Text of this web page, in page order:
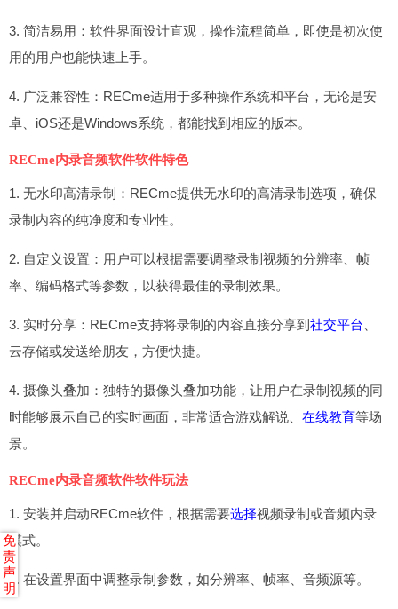
3. 简洁易用：软件界面设计直观，操作流程简单，即使是初次使
用的用户也能快速上手。
4. 广泛兼容性：RECme适用于多种操作系统和平台，无论是安
卓、iOS还是Windows系统，都能找到相应的版本。
RECme内录音频软件软件特色
1. 无水印高清录制：RECme提供无水印的高清录制选项，确保
录制内容的纯净度和专业性。
2. 自定义设置：用户可以根据需要调整录制视频的分辨率、帧
率、编码格式等参数，以获得最佳的录制效果。
3. 实时分享：RECme支持将录制的内容直接分享到 社交平台
云存储或发送给朋友，方便快捷。
4. 摄像头叠加：独特的摄像头叠加功能，让用户在录制视频的同
时能够展示自己的实时画面，非常适合游戏解说、 在线教育等场
景。
RECme内录音频软件软件玩法
1. 安装并启动RECme软件，根据需要选择视频录制或音频内录
模式。
2. 在设置界面中调整录制参数，如分辨率、帧率、音频源等。
免
责
声
明